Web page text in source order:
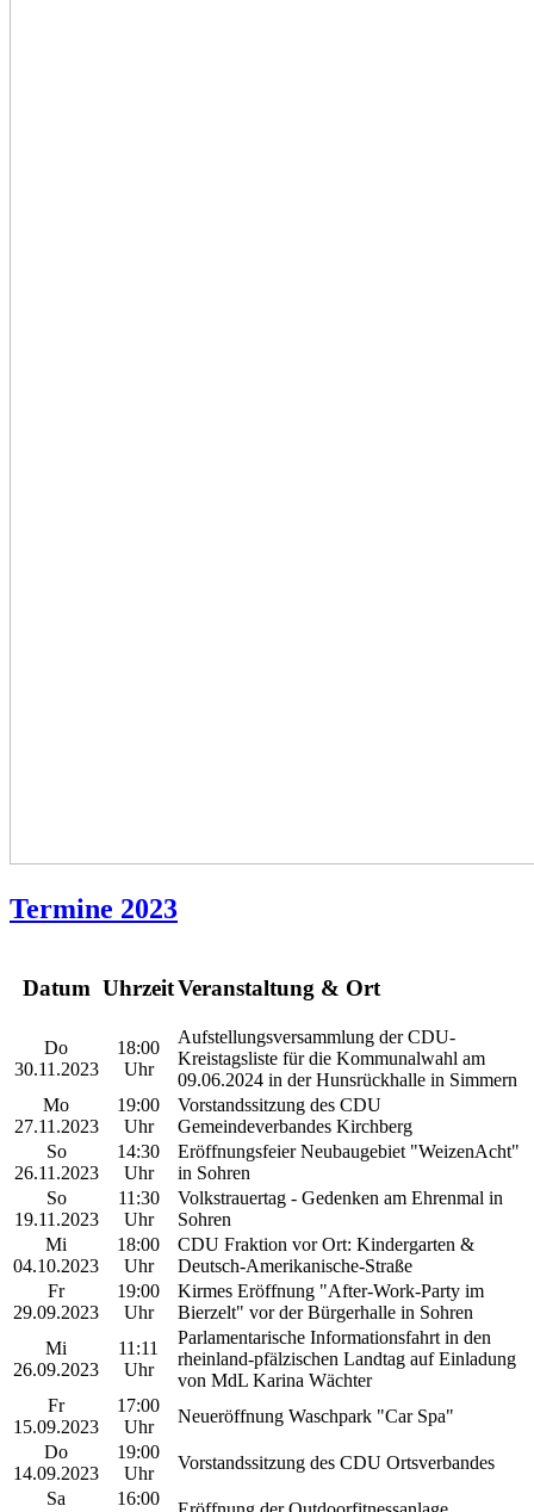
Termine 2023
Datum UhrzeitVeranstaltung & Ort
Do
30.11.2023
18:00
Uhr
Aufstellungsversammlung der CDU-
Kreistagsliste für die Kommunalwahl am
09.06.2024 in der Hunsrückhalle in Simmern
Mo
27.11.2023
19:00
Uhr
Vorstandssitzung des CDU
Gemeindeverbandes Kirchberg
So
26.11.2023
14:30
Uhr
Eröffnungsfeier Neubaugebiet "WeizenAcht"
in Sohren
So
19.11.2023
11:30
Uhr
Volkstrauertag - Gedenken am Ehrenmal in
Sohren
Mi
04.10.2023
18:00
Uhr
CDU Fraktion vor Ort: Kindergarten &
Deutsch-Amerikanische-Straße
Fr
29.09.2023
19:00
Uhr
Kirmes Eröffnung "After-Work-Party im
Bierzelt" vor der Bürgerhalle in Sohren
Mi
26.09.2023
11:11
Uhr
Parlamentarische Informationsfahrt in den
rheinland-pfälzischen Landtag auf Einladung
von MdL Karina Wächter
Fr
15.09.2023
17:00
Uhr
Neueröffnung Waschpark "Car Spa"
Do
14.09.2023
19:00
Uhr
Vorstandssitzung des CDU Ortsverbandes
Sa
16:00